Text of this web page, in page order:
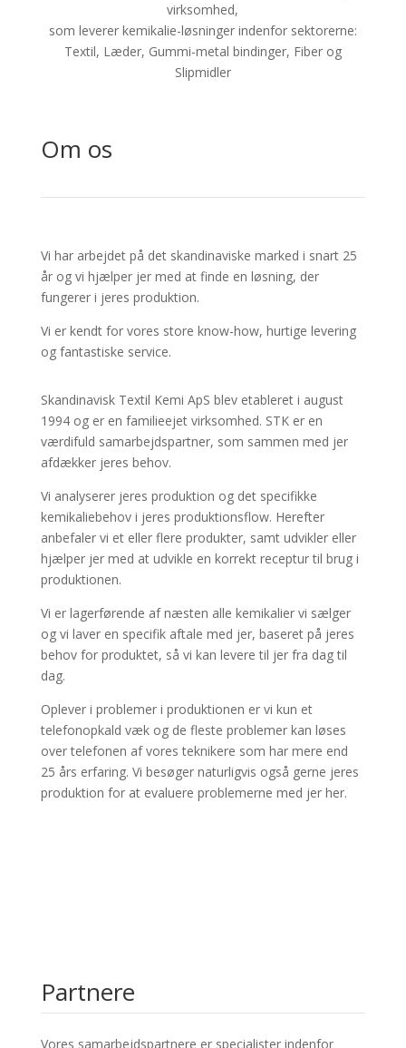
virksomhed,
som leverer kemikalie-løsninger indenfor sektorerne:
Textil, Læder, Gummi-metal bindinger, Fiber og
Slipmidler
Om os
Vi har arbejdet på det skandinaviske marked i snart 25
år og vi hjælper jer med at finde en løsning, der
fungerer i jeres produktion.
Vi er kendt for vores store know-how, hurtige levering
og fantastiske service.
Skandinavisk Textil Kemi ApS blev etableret i august
1994 og er en familieejet virksomhed. STK er en
værdifuld samarbejdspartner, som sammen med jer
afdækker jeres behov.
Vi analyserer jeres produktion og det specifikke
kemikaliebehov i jeres produktionsflow. Herefter
anbefaler vi et eller flere produkter, samt udvikler eller
hjælper jer med at udvikle en korrekt receptur til brug i
produktionen.
Vi er lagerførende af næsten alle kemikalier vi sælger
og vi laver en specifik aftale med jer, baseret på jeres
behov for produktet, så vi kan levere til jer fra dag til
dag.
Oplever i problemer i produktionen er vi kun et
telefonopkald væk og de fleste problemer kan løses
over telefonen af vores teknikere som har mere end
25 års erfaring. Vi besøger naturligvis også gerne jeres
produktion for at evaluere problemerne med jer her.
Partnere
Vores samarbejdspartnere er specialister indenfor